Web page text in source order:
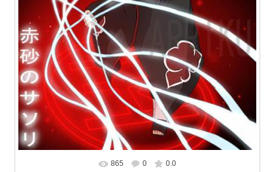
В реальном размере 467x600
865 0 0.0